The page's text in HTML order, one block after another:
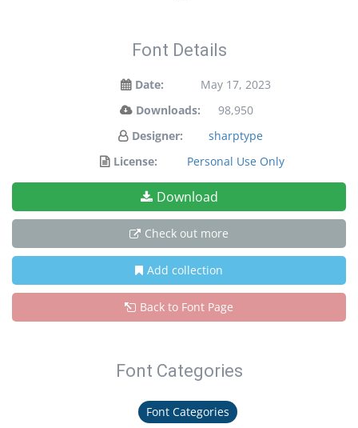
Font Details
Date:
May 17, 2023
Downloads:
98,950
Designer:
sharptype
License:
Personal Use Only
Download
Check out more
Add collection
Back to Font Page
Font Categories
Font Categories